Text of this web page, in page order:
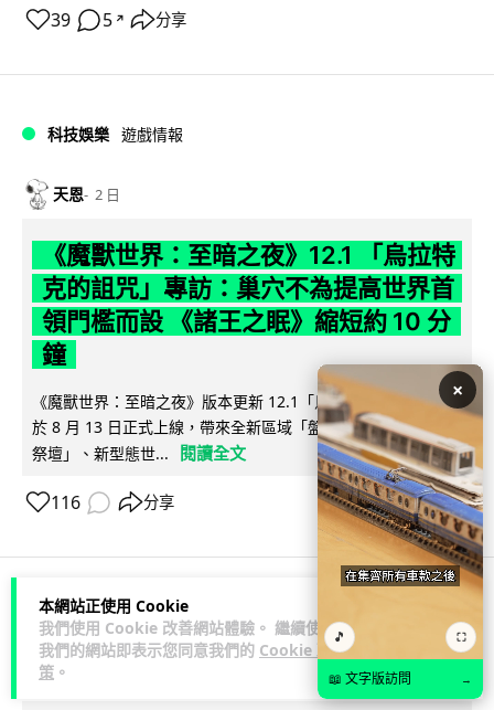
本網站正使用 Cookie
我們使用 Cookie 改善網站體驗。 繼續使用
我們的網站即表示您同意我們的 Cookie 政
策 。
39 5 ↗ 分享
科技娛樂 遊戲情報
天恩 2 日
《魔獸世界：至暗之夜》12.1 「烏拉特
克的詛咒」專訪：巢穴不為提高世界首
領門檻而設 《諸王之眠》縮短約 10 分
鐘
《魔獸世界：至暗之夜》版本更新 12.1「烏拉特克的詛咒」將
於 8 月 13 日正式上線，帶來全新區域「盤蛇島」、地城「毒牙
祭壇」、新型態世...
閱讀全文
116 分享
科技娛樂 遊戲情報
Lawton
×
🎵 ⛶
📖 文字版訪問 →